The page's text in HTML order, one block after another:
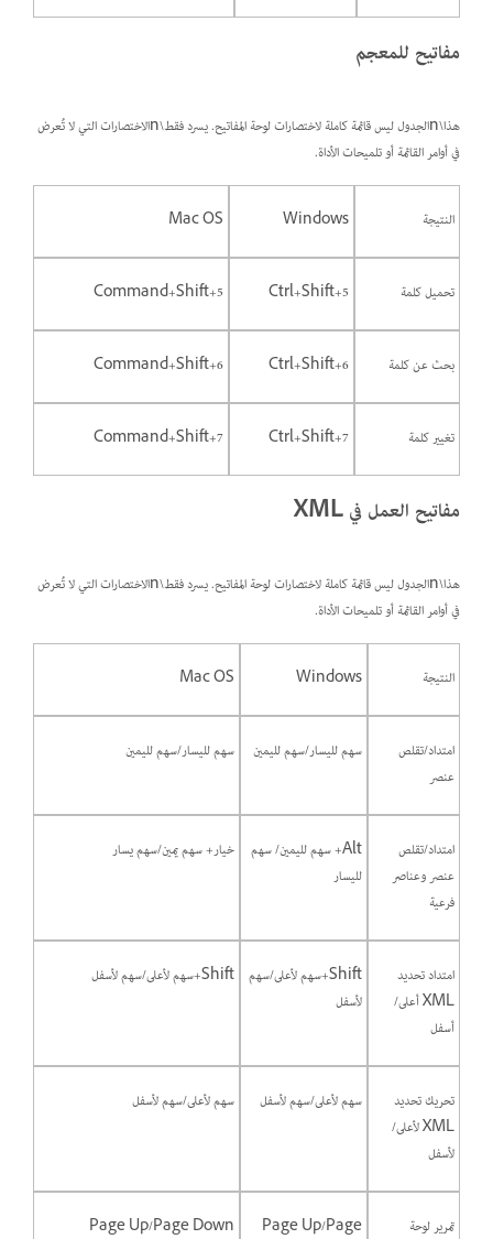
مفاتيح للمعجم
هذا\nالجدول ليس قائمة كاملة لاختصارات لوحة المفاتيح. يسرد فقط\nالاختصارات التي لا تُعرض
في أوامر القائمة أو تلميحات الأداة.
Windows
Mac OS
تحميل كلمة Ctrl+Shift+5
Command+Shift+5
بحث عن كلمة Ctrl+Shift+6
Command+Shift+6
تغيير كلمة Ctrl+Shift+7
Command+Shift+7
مفاتيح العمل في XML
هذا\nالجدول ليس قائمة كاملة لاختصارات لوحة المفاتيح. يسرد فقط\nالاختصارات التي لا تُعرض
في أوامر القائمة أو تلميحات الأداة.
Windows
Mac OS
امتداد/تقلص
سهم لليسار/سهم لليمين سهم لليسار/سهم لليمين
امتداد/تقلص
عنصر وعناصر
Alt+ سهم لليمين/ سهم
لليسار
خيار+ سهم يمين/سهم يسار
امتداد تحديد
XML أعلى/
Shift+سهم لأعلى/سهم Shift+سهم لأعلى/سهم لأسفل
تحريك تحديد
XML لأعلى/
سهم لأعلى/سهم لأسفل سهم لأعلى/سهم لأسفل
تمرير لوحة Page Up/Page
Page Up/Page Down